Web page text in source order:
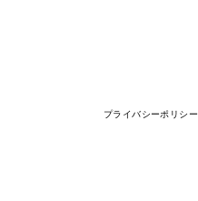
プライバシーポリシー